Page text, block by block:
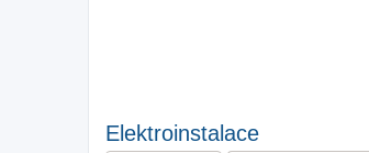
Elektroinstalace